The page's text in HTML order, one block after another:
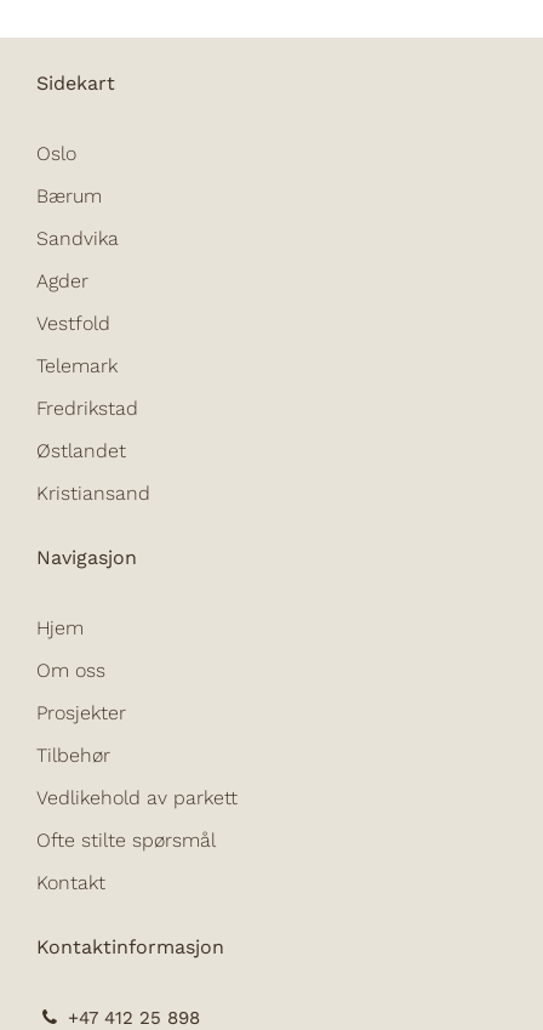
Sidekart
Oslo
Bærum
Sandvika
Agder
Vestfold
Telemark
Fredrikstad
Østlandet
Kristiansand
Navigasjon
Hjem
Om oss
Prosjekter
Tilbehør
Vedlikehold av parkett
Ofte stilte spørsmål
Kontakt
Kontaktinformasjon
+47 412 25 898